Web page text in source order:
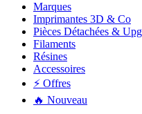
Marques
Imprimantes 3D & Co
Pièces Détachées &
Filaments
Résines
Accessoires
⚡ Offres
🔥 Nouveau